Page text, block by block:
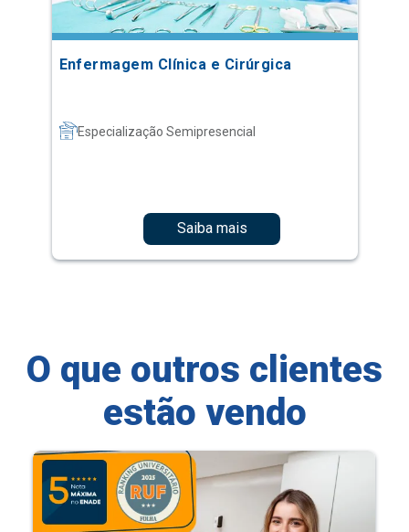
Enfermagem Clínica e Cirúrgica
Especialização Semipresencial
Saiba mais
O que outros clientes
estão vendo